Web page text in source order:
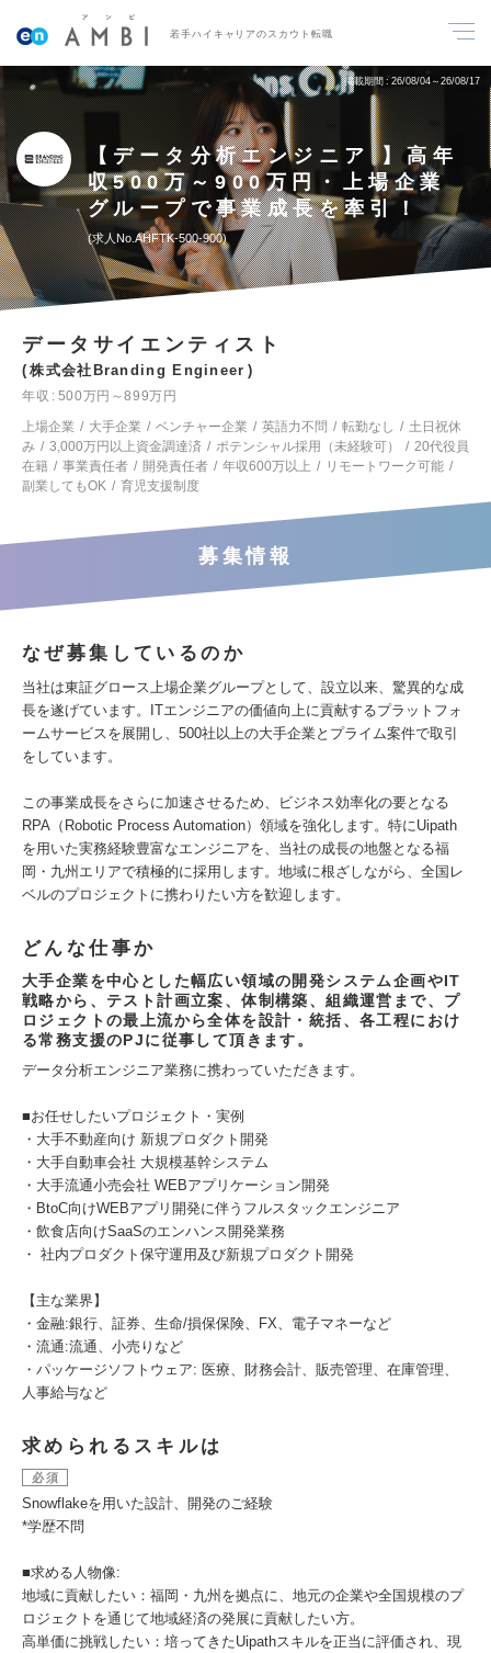
若手ハイキャリアのスカウト転職
掲載期間 26/08/04～26/08/17
【データ分析エンジニア 】高年
収500万～900万円・上場企業
グループで事業成長を牽引！
求人No.AHFTK-500-900
データサイエンティスト
株式会社Branding Engineer
年収
500万円～899万円
上場企業
大手企業 ベンチャー企業 英語力不問 転勤なし
土日祝休
み
3,000万円以上資金調達済 ポテンシャル採用（未経験可）
20代役員
在籍
事業責任者 開発責任者 年収600万以上
リモートワーク可能
副業してもOK
育児支援制度
募集情報
なぜ募集しているのか
当社は東証グロース上場企業グループとして、設立以来、驚異的な成
長を遂げています。ITエンジニアの価値向上に貢献するプラットフォ
ームサービスを展開し、500社以上の大手企業とプライム案件で取引
をしています。
この事業成長をさらに加速させるため、ビジネス効率化の要となる
RPA（Robotic Process Automation）領域を強化します。特にUipath
を用いた実務経験豊富なエンジニアを、当社の成長の地盤となる福
岡・九州エリアで積極的に採用します。地域に根ざしながら、全国レ
ベルのプロジェクトに携わりたい方を歓迎します。
どんな仕事か
大手企業を中心とした幅広い領域の開発システム企画やIT
戦略から、テスト計画立案、体制構築、組織運営まで、プ
ロジェクトの最上流から全体を設計・統括、各工程におけ
る常務支援のPJに従事して頂きます。
データ分析エンジニア業務に携わっていただきます。
■お任せしたいプロジェクト・実例
・大手不動産向け 新規プロダクト開発
・大手自動車会社 大規模基幹システム
・大手流通小売会社 WEBアプリケーション開発
・BtoC向けWEBアプリ開発に伴うフルスタックエンジニア
・飲食店向けSaaSのエンハンス開発業務
・ 社内プロダクト保守運用及び新規プロダクト開発
【主な業界】
・金融:銀行、証券、生命/損保保険、FX、電子マネーなど
・流通:流通、小売りなど
・パッケージソフトウェア: 医療、財務会計、販売管理、在庫管理、
人事給与など
求められるスキルは
必須
Snowflakeを用いた設計、開発のご経験
*学歴不問
■求める人物像:
地域に貢献したい：福岡・九州を拠点に、地元の企業や全国規模のプ
ロジェクトを通じて地域経済の発展に貢献したい方。
高単価に挑戦したい：培ってきたUipathスキルを正当に評価され、現